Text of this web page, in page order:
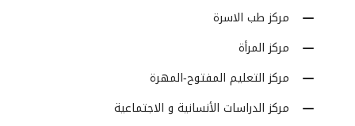
مركز طب الاسرة
مركز المرأة
مركز التعليم المفتوح-المهرة
مركز الدراسات الأنسانية و الاجتماعية